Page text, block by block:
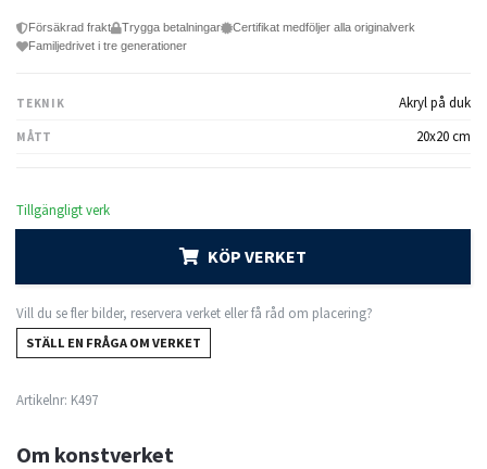
Försäkrad frakt Trygga betalningar
Certifikat medföljer alla originalverk
Familjedrivet i tre generationer
TEKNIK Akryl på duk
MÅTT 20x20 cm
Tillgängligt verk
KÖP VERKET
Vill du se fler bilder, reservera verket eller få råd om placering?
STÄLL EN FRÅGA OM VERKET
Artikelnr: K497
Om konstverket